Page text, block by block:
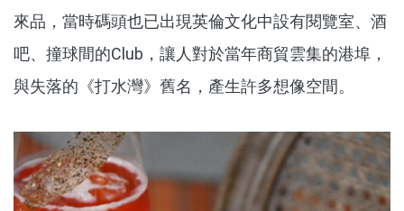
來品，當時碼頭也已出現英倫文化中設有閱覽室、酒
吧、撞球間的Club，讓人對於當年商貿雲集的港埠，
與失落的《打水灣》舊名，產生許多想像空間。